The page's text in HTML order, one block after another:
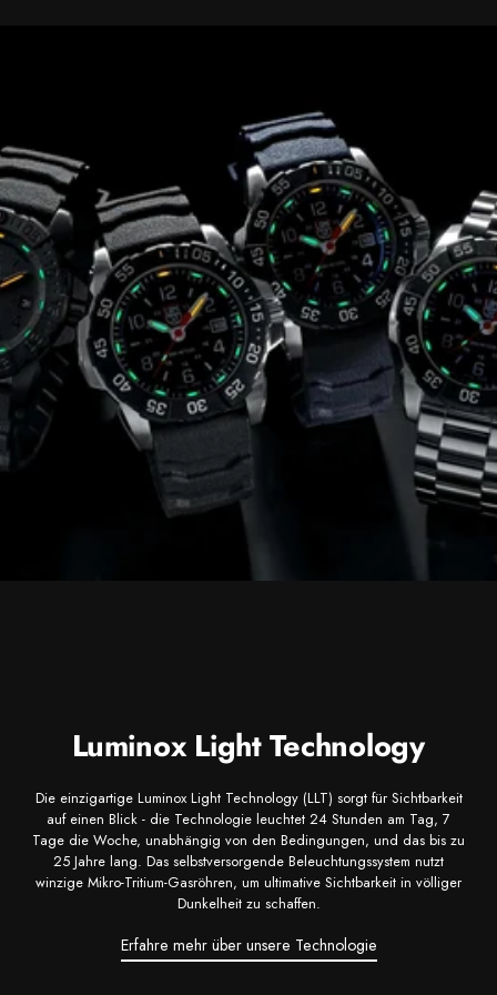
Luminox Light Technology
Die einzigartige Luminox Light Technology (LLT) sorgt für Sichtbarkeit
auf einen Blick - die Technologie leuchtet 24 Stunden am Tag, 7
Tage die Woche, unabhängig von den Bedingungen, und das bis zu
25 Jahre lang. Das selbstversorgende Beleuchtungssystem nutzt
winzige Mikro-Tritium-Gasröhren, um ultimative Sichtbarkeit in völliger
Dunkelheit zu schaffen.
Erfahre mehr über unsere Technologie